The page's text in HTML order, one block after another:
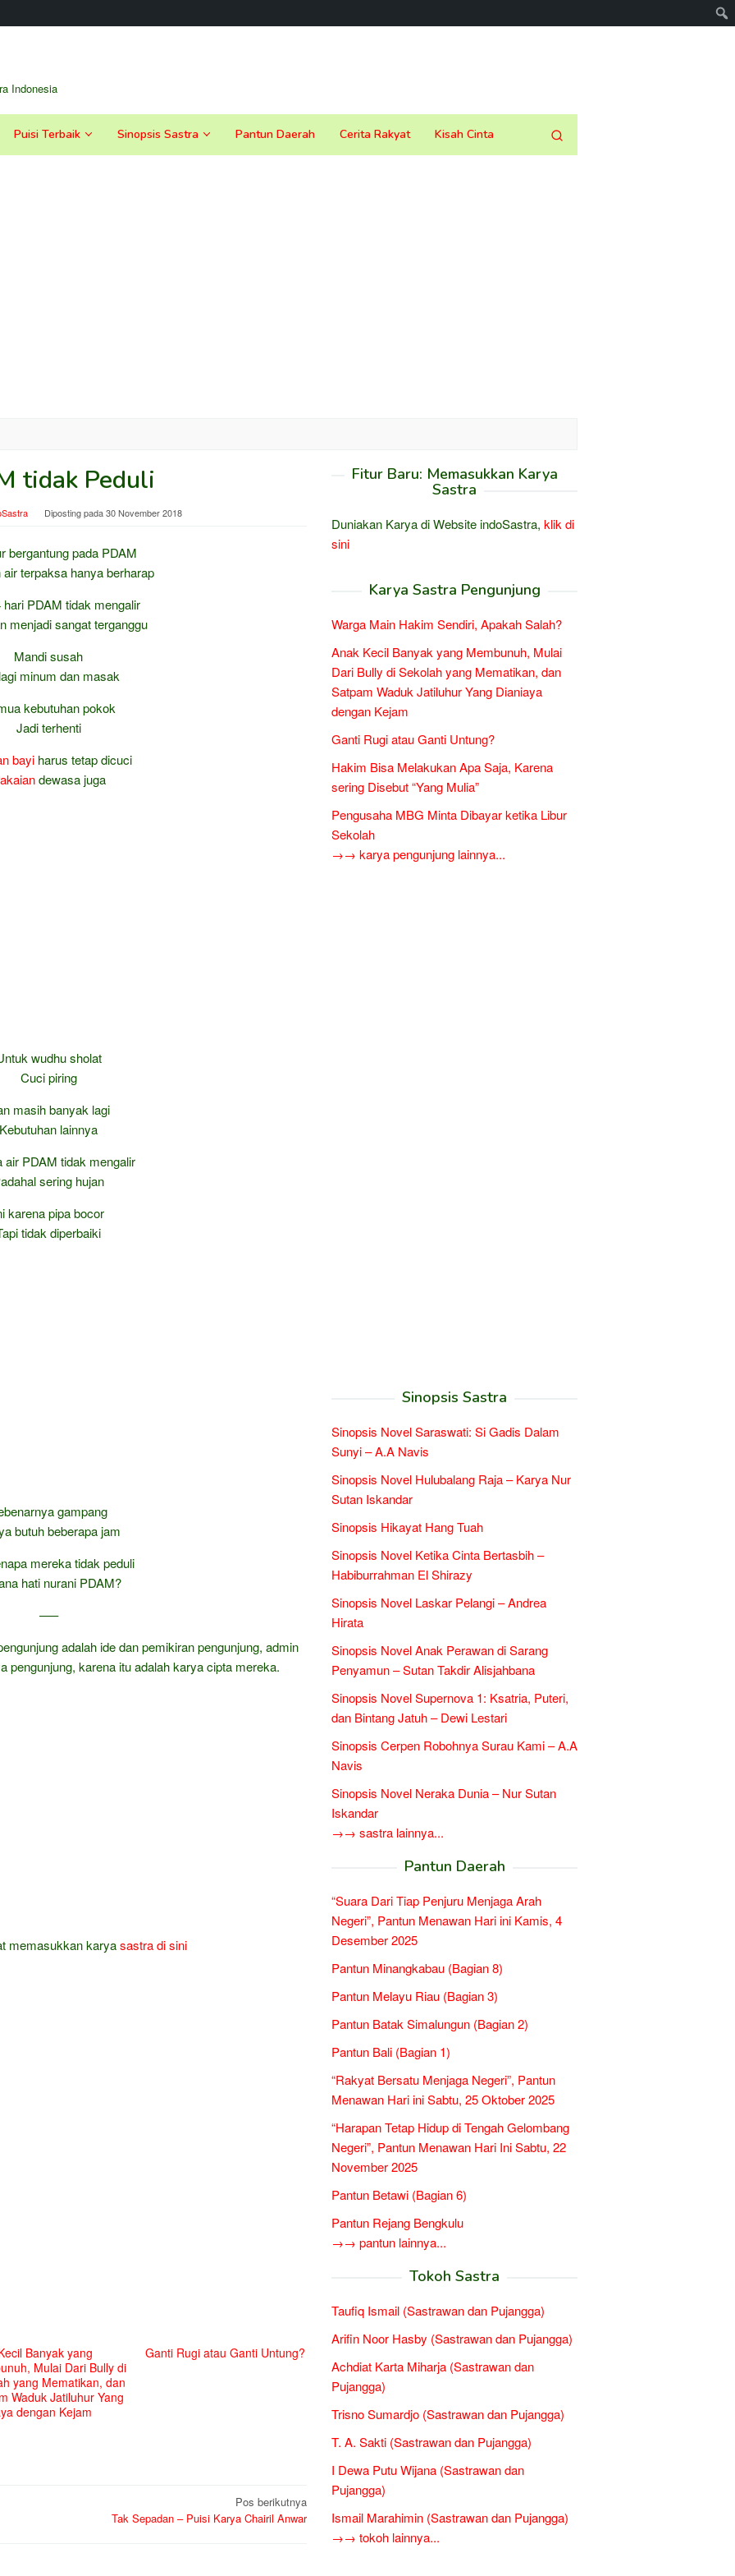
Indonesia
Puisi Terbaik Sinopsis Sastra Pantun Daerah Cerita Rakyat Kisah Cinta
tidak Peduli
Diposting pada30 November 2018
bergantung pada PDAM
air terpaksa hanya berharap
hari PDAM tidak mengalir
menjadi sangat terganggu
Mandi susah
minum dan masak
kebutuhan pokok
Jadi terhenti
bayiharus tetap dicuci
dewasa juga
wudhu sholat
Cuci piring
masih banyak lagi
Kebutuhan lainnya
air PDAM tidak mengalir
sering hujan
karena pipa bocor
tidak diperbaiki
gampang
butuh beberapa jam
mereka tidak peduli
hati nurani PDAM?
—–
adalah ide dan pemikiran pengunjung, admin
pengunjung, karena itu adalah karya cipta mereka.
memasukkan karyasastradi sini
Banyak yang
Mulai Dari Bully di
yang Mematikan, dan
Waduk Jatiluhur Yang
dengan Kejam
Ganti Rugi atau Ganti Untung?
Pos berikutnya
Tak Sepadan – Puisi Karya Chairil Anwar
Fitur Baru: Memasukkan Karya
Sastra
Duniakan Karya di Website indoSastra, klik di
sini
Karya Sastra Pengunjung
Warga Main Hakim Sendiri, Apakah Salah?
Anak Kecil Banyak yang Membunuh, Mulai
Dari Bully di Sekolah yang Mematikan, dan
Satpam Waduk Jatiluhur Yang Dianiaya
dengan Kejam
Ganti Rugi atau Ganti Untung?
Hakim Bisa Melakukan Apa Saja, Karena
sering Disebut “Yang Mulia”
Pengusaha MBG Minta Dibayar ketika Libur
Sekolah
→→ karya pengunjung lainnya...
Sinopsis Sastra
Sinopsis Novel Saraswati: Si Gadis Dalam
Sunyi – A.A Navis
Sinopsis Novel Hulubalang Raja – Karya Nur
Sutan Iskandar
Sinopsis Hikayat Hang Tuah
Sinopsis Novel Ketika Cinta Bertasbih –
Habiburrahman El Shirazy
Sinopsis Novel Laskar Pelangi – Andrea
Hirata
Sinopsis Novel Anak Perawan di Sarang
Penyamun – Sutan Takdir Alisjahbana
Sinopsis Novel Supernova 1: Ksatria, Puteri,
dan Bintang Jatuh – Dewi Lestari
Sinopsis Cerpen Robohnya Surau Kami – A.A
Navis
Sinopsis Novel Neraka Dunia – Nur Sutan
Iskandar
→→ sastra lainnya...
Pantun Daerah
“Suara Dari Tiap Penjuru Menjaga Arah
Negeri”, Pantun Menawan Hari ini Kamis, 4
Desember 2025
Pantun Minangkabau (Bagian 8)
Pantun Melayu Riau (Bagian 3)
Pantun Batak Simalungun (Bagian 2)
Pantun Bali (Bagian 1)
“Rakyat Bersatu Menjaga Negeri”, Pantun
Menawan Hari ini Sabtu, 25 Oktober 2025
“Harapan Tetap Hidup di Tengah Gelombang
Negeri”, Pantun Menawan Hari Ini Sabtu, 22
November 2025
Pantun Betawi (Bagian 6)
Pantun Rejang Bengkulu
→→ pantun lainnya...
Tokoh Sastra
Taufiq Ismail (Sastrawan dan Pujangga)
Arifin Noor Hasby (Sastrawan dan Pujangga)
Achdiat Karta Miharja (Sastrawan dan
Pujangga)
Trisno Sumardjo (Sastrawan dan Pujangga)
T. A. Sakti (Sastrawan dan Pujangga)
I Dewa Putu Wijana (Sastrawan dan
Pujangga)
Ismail Marahimin (Sastrawan dan Pujangga)
→→ tokoh lainnya...